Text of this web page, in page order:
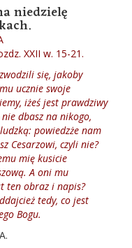
niedzielę
XXII w. 15-21.
się, jakoby
ucznie swoje
iżeś jest prawdziwy
dbasz na nikogo,
powiedzże nam
Cesarzowi, czyli nie?
mię kusicie
A oni mu
ten obraz i napis?
tedy, co jest
Bogu.